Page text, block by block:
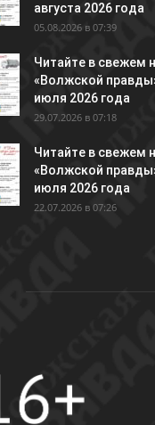
августа 2026 года
05.08.2026 в 07:39
Читайте в свежем
«Волжской
июля 2026 года
29.07.2026 в 07:18
Читайте в свежем
«Волжской
июля 2026 года
22.07.2026 в 07:26